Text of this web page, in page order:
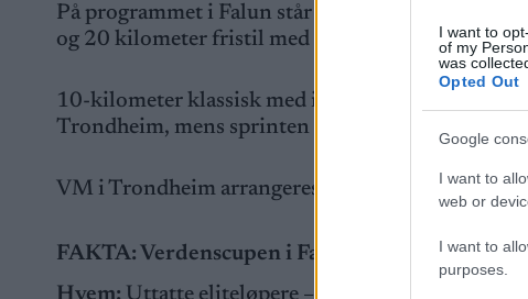
I want to
of my
was
Opted Out
Google
I want to
web or
I want to
purposes.
På programmet i Falun står klassisk sprint på
og 20 kilometer fristil med fellesstart på søndag.
10-kilometer klassisk med individuell start er en
Trondheim, mens sprinten i VM går i fristil.
VM i Trondheim arrangeres fra 26. februar til 9.
FAKTA: Verdenscupen i Falun
Hvem: Uttatte eliteløpere –